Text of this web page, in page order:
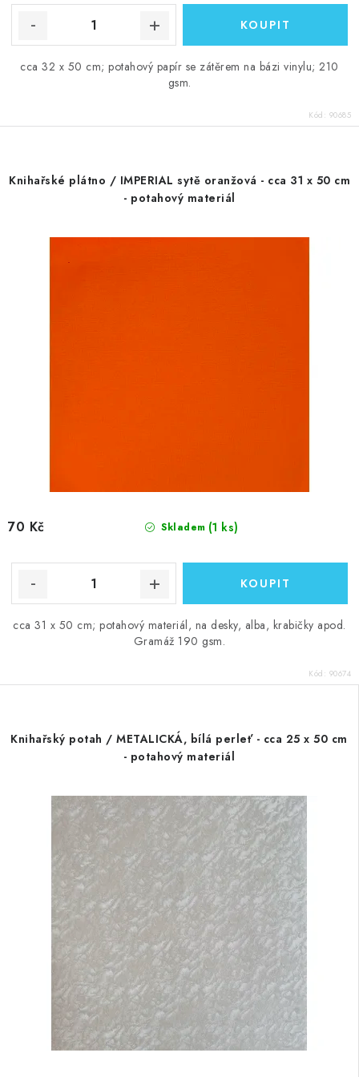
cca 32 x 50 cm; potahový papír se zátěrem na bázi vinylu; 210
gsm.
Kód: 90685
Knihařské plátno / IMPERIAL sytě oranžová - cca 31 x 50 cm
- potahový materiál
Skladem (1 ks)
70 Kč
cca 31 x 50 cm; potahový materiál, na desky, alba, krabičky apod.
Gramáž 190 gsm.
Kód: 90674
Knihařský potah / METALICKÁ, bílá perleť - cca 25 x 50 cm
- potahový materiál